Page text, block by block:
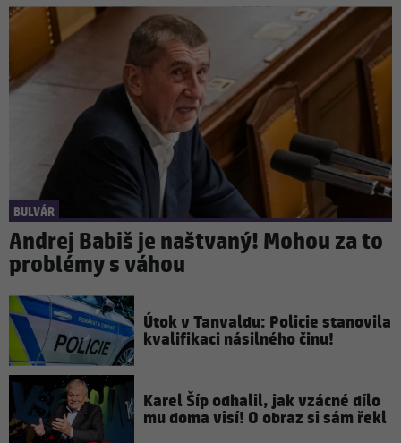
BULVÁR
Andrej Babiš je naštvaný! Mohou za to
problémy s váhou
Útok v Tanvaldu: Policie stanovila
kvalifikaci násilného činu!
Karel Šíp odhalil, jak vzácné dílo
mu doma visí! O obraz si sám řekl